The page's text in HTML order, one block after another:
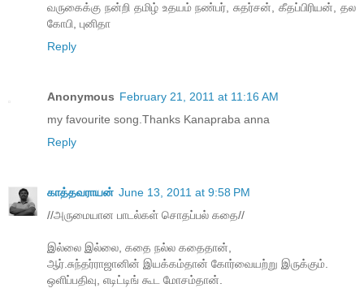
வருகைக்கு நன்றி தமிழ் உதயம் நண்பர், சுதர்சன், கீதப்பிரியன், தல
கோபி, புனிதா
Reply
Anonymous February 21, 2011 at 11:16 AM
my favourite song.Thanks Kanapraba anna
Reply
காத்தவராயன் June 13, 2011 at 9:58 PM
//அருமையான பாடல்கள் சொதப்பல் கதை//
இல்லை இல்லை, கதை நல்ல கதைதான்,
ஆர்.சுந்தர்ராஜானின் இயக்கம்தான் கோர்வையற்று இருக்கும்.
ஒளிப்பதிவு, எடிட்டிங் கூட மோசம்தான்.